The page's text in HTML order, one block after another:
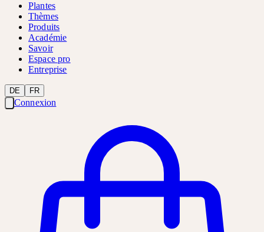
Plantes
Thèmes
Produits
Académie
Savoir
Espace pro
Entreprise
DE FR
Connexion